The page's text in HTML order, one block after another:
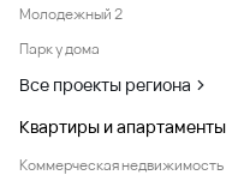
Молодежный 2
Парк у дома
Все проекты региона
Квартиры и апартаменты
Коммерческая недвижимость